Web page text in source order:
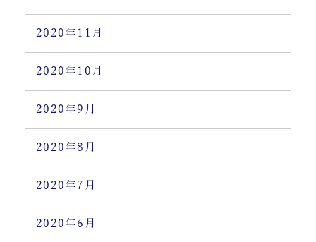
2020年11月
2020年10月
2020年9月
2020年8月
2020年7月
2020年6月